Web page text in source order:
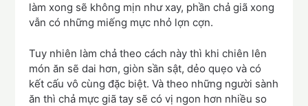
làm xong sẽ không mịn như xay, phần chả giã xong
vẫn có những miếng mực nhỏ lợn cợn.
Tuy nhiên làm chả theo cách này thì khi chiên lên
món ăn sẽ dai hơn, giòn sần sật, dẻo quẹo và có
kết cấu vô cùng đặc biệt. Và theo những người sành
ăn thì chả mực giã tay sẽ có vị ngon hơn nhiều so